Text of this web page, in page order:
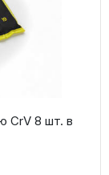
CrV 8 шт. в